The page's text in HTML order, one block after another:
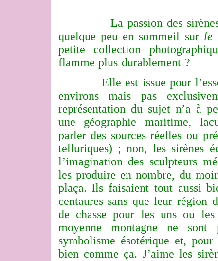
La passion des sirènes
quelque peu en sommeil sur le
petite collection
flamme plus durablement ?
Elle est issue pour
environs mais pas
représentation du sujet n’a à
une géographie maritime,
parler des sources réelles ou
telluriques) ; non, les sirènes
l’imagination des sculpteurs
les produire en nombre, du
plaça. Ils faisaient tout aussi
centaures sans que leur région
de chasse pour les uns ou
moyenne montagne ne sont
symbolisme ésotérique et,
bien comme ça. J’aime les